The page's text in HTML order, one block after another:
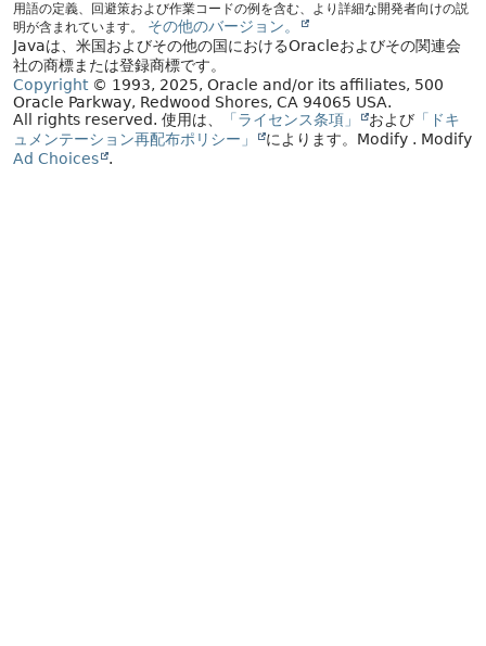
用語の定義、回避策および作業コードの例を含む、より詳細な開発者向けの説
明が含まれています。
その他のバージョン。
Javaは、米国およびその他の国におけるOracleおよびその関連会
社の商標または登録商標です。
Copyright© 1993, 2025, Oracle and/or its affiliates, 500
Oracle Parkway, Redwood Shores, CA 94065 USA.
All rights reserved. 使用は、 「ライセンス条項」 および 「ドキ
ュメンテーション再配布ポリシー」
によります。 Modify . Modify
Ad Choices
.